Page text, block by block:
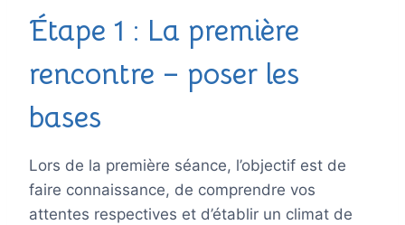
Étape 1 : La première
rencontre – poser les
bases
Lors de la première séance, l’objectif est de
faire connaissance, de comprendre vos
attentes respectives et d’établir un climat de